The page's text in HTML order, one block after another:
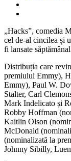
„Hacks”, comedia
cel de-al cincilea și
fi lansate
Distribuția care
premiului Emmy),
Emmy), Paul W.
Stalter, Carl
Mark Indelicato și
Robby Hoffman
Kaitlin Olson
McDonald
(nominalizată la
Johnny Sibilly,